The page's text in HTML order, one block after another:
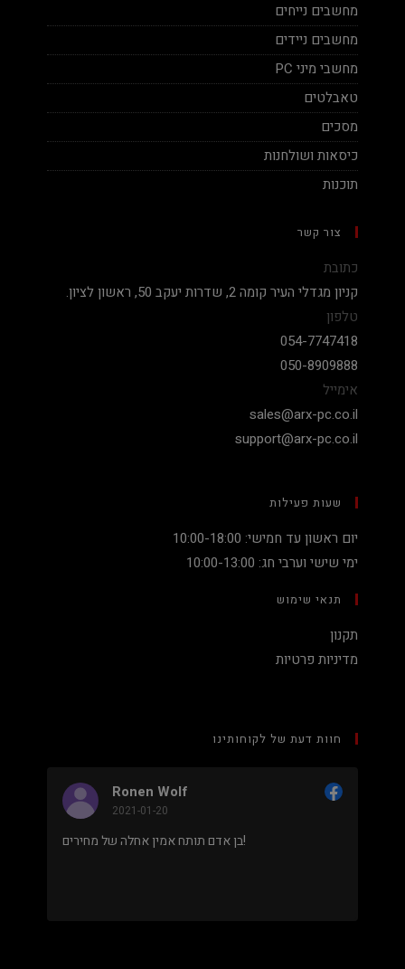
מחשבים נייחים
מחשבים ניידים
מחשבי מיני PC
טאבלטים
מסכים
כיסאות ושולחנות
תוכנות
צור קשר
כתובת
קניון מגדלי העיר קומה 2, שדרות יעקב 50, ראשון לציון.
טלפון
054-7747418
050-8909888
אימייל
sales@arx-pc.co.il
support@arx-pc.co.il
שעות פעילות
יום ראשון עד חמישי: 10:00-18:00
ימי שישי וערבי חג: 10:00-13:00
תנאי שימוש
תקנון
מדיניות פרטיות
חוות דעת של לקוחותינו
Ronen Wolf
2021-01-20
בן אדם תותח אמין אחלה של מחירים!